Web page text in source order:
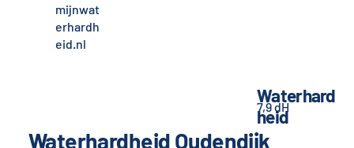
mijnwat
erhardh
eid.nl
Waterhardheid Oudendijk
Waterhard
heid
7,9 dH